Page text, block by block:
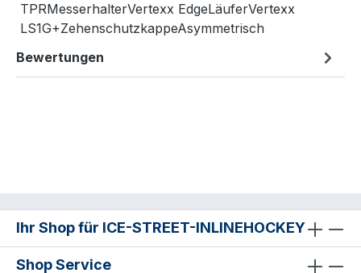
TPRMesserhalterVertexx EdgeLäuferVertexx
LS1G+ZehenschutzkappeAsymmetrisch
Bewertungen
Ihr Shop für ICE-STREET-INLINEHOCKEY
Shop Service